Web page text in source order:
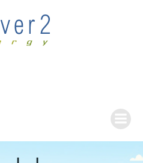
naar
de
inhoud